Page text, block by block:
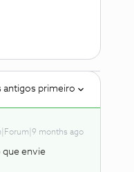
antigos primeiro
months ago
que envie